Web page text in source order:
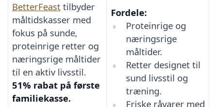
BetterFeast tilbyder
måltidskasser med
fokus på sunde,
proteinrige retter og
næringsrige måltider
til en aktiv livsstil.
51% rabat på første
familiekasse.
Fordele:
Proteinrige og
næringsrige
måltider.
Retter designet til
sund livsstil og
træning.
Friske råvarer med